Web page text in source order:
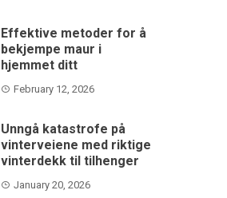
Effektive metoder for å
bekjempe maur i
hjemmet ditt
February 12, 2026
Unngå katastrofe på
vinterveiene med riktige
vinterdekk til tilhenger
January 20, 2026